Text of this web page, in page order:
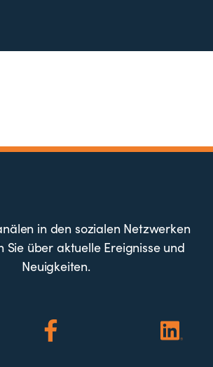
in den sozialen Netzwerken
Sie über aktuelle Ereignisse und
Neuigkeiten.